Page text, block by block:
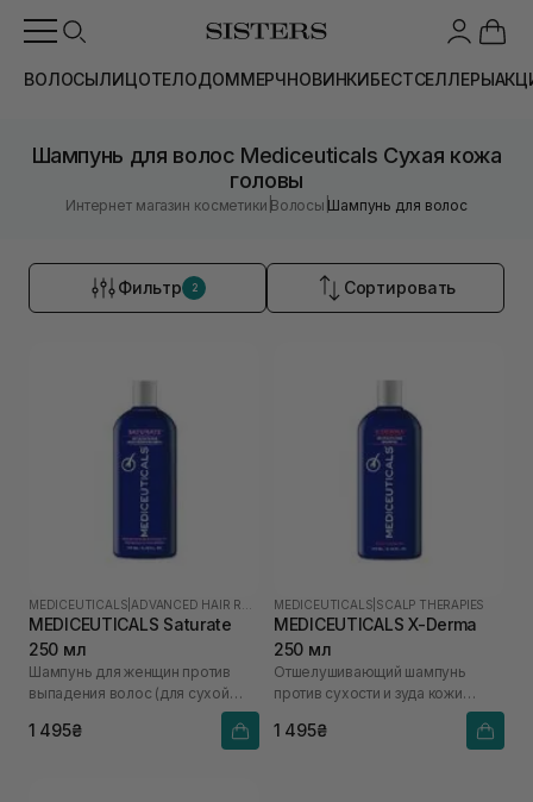
ВОЛОСЫЛИЦОТЕЛОДОММЕРЧНОВИНКИБЕСТСЕЛЛЕРЫ
Шампунь для волос Mediceuticals Сухая кожа
головы
Интернет магазин косметики |Волосы |Шампунь для волос
Фильтр 2 Сортировать
MEDICEUTICALS
MEDICEUTICALS Saturate
250 мл
Шампунь для женщин против
выпадения волос (для сухой
1 495₴
MEDICEUTICALS SCALP THERAPIES
MEDICEUTICALS X-Derma
250 мл
Отшелушивающий шампунь
против сухости и зуда кожи
чувствительной кожи головы
1 495₴